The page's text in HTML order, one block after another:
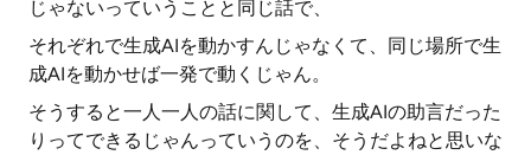
じゃないっていうことと同じ話で、
それぞれで生成AIを動かすんじゃなくて、同じ場所で生
成AIを動かせば一発で動くじゃん。
そうすると一人一人の話に関して、生成AIの助言だった
りってできるじゃんっていうのを、そうだよねと思いな